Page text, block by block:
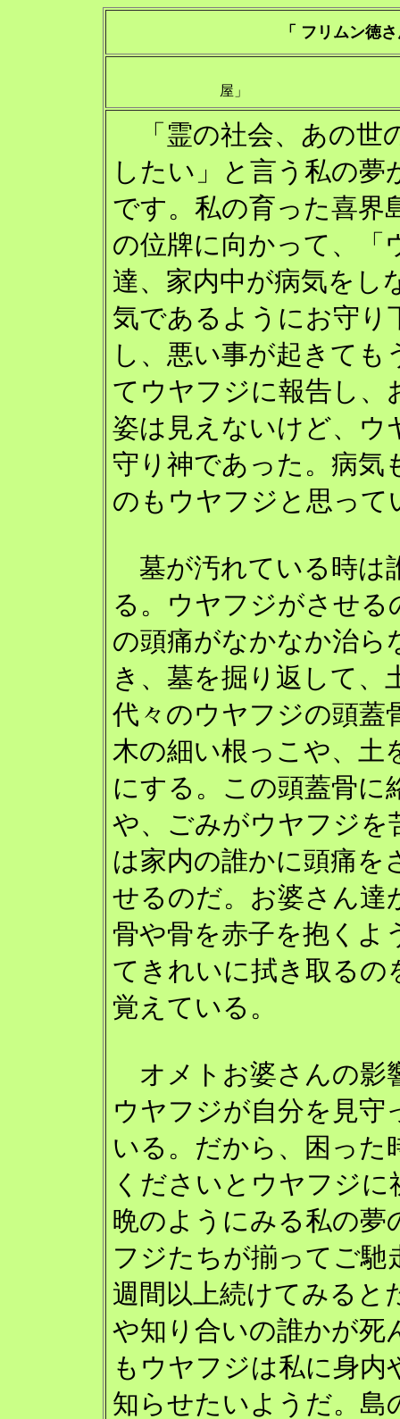
「 フリムン徳
屋
「霊の社会、あの世
したい」と言う私の
です。私の育った喜界
の位牌に向かって、「
達、家内中が病気をし
気であるようにお守り
し、悪い事が起きても
てウヤフジに報告し、
姿は見えないけど、ウ
守り神であった。病気
のもウヤフジと思って
墓が汚れている時は
る。ウヤフジがさせる
の頭痛がなかなか治ら
き、墓を掘り返して、
代々のウヤフジの頭蓋
木の細い根っこや、土
にする。この頭蓋骨に
や、ごみがウヤフジを
は家内の誰かに頭痛を
せるのだ。お婆さん達
骨や骨を赤子を抱くよ
てきれいに拭き取るの
覚えている。
オメトお婆さんの影
ウヤフジが自分を見守
いる。だから、困った
くださいとウヤフジ
晩のようにみる私の夢
フジたちが揃ってご馳
週間以上続けてみると
や知り合いの誰かが死
もウヤフジは私に身内
知らせたいようだ。島